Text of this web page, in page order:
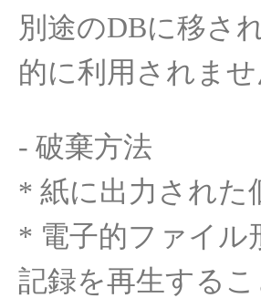
別途のDBに移さ
的に利用されませ
- 破棄方法
* 紙に出力 された
* 電子的ファイル
記録を再生する